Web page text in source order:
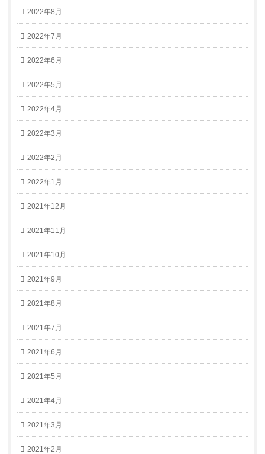
2022年8月
2022年7月
2022年6月
2022年5月
2022年4月
2022年3月
2022年2月
2022年1月
2021年12月
2021年11月
2021年10月
2021年9月
2021年8月
2021年7月
2021年6月
2021年5月
2021年4月
2021年3月
2021年2月